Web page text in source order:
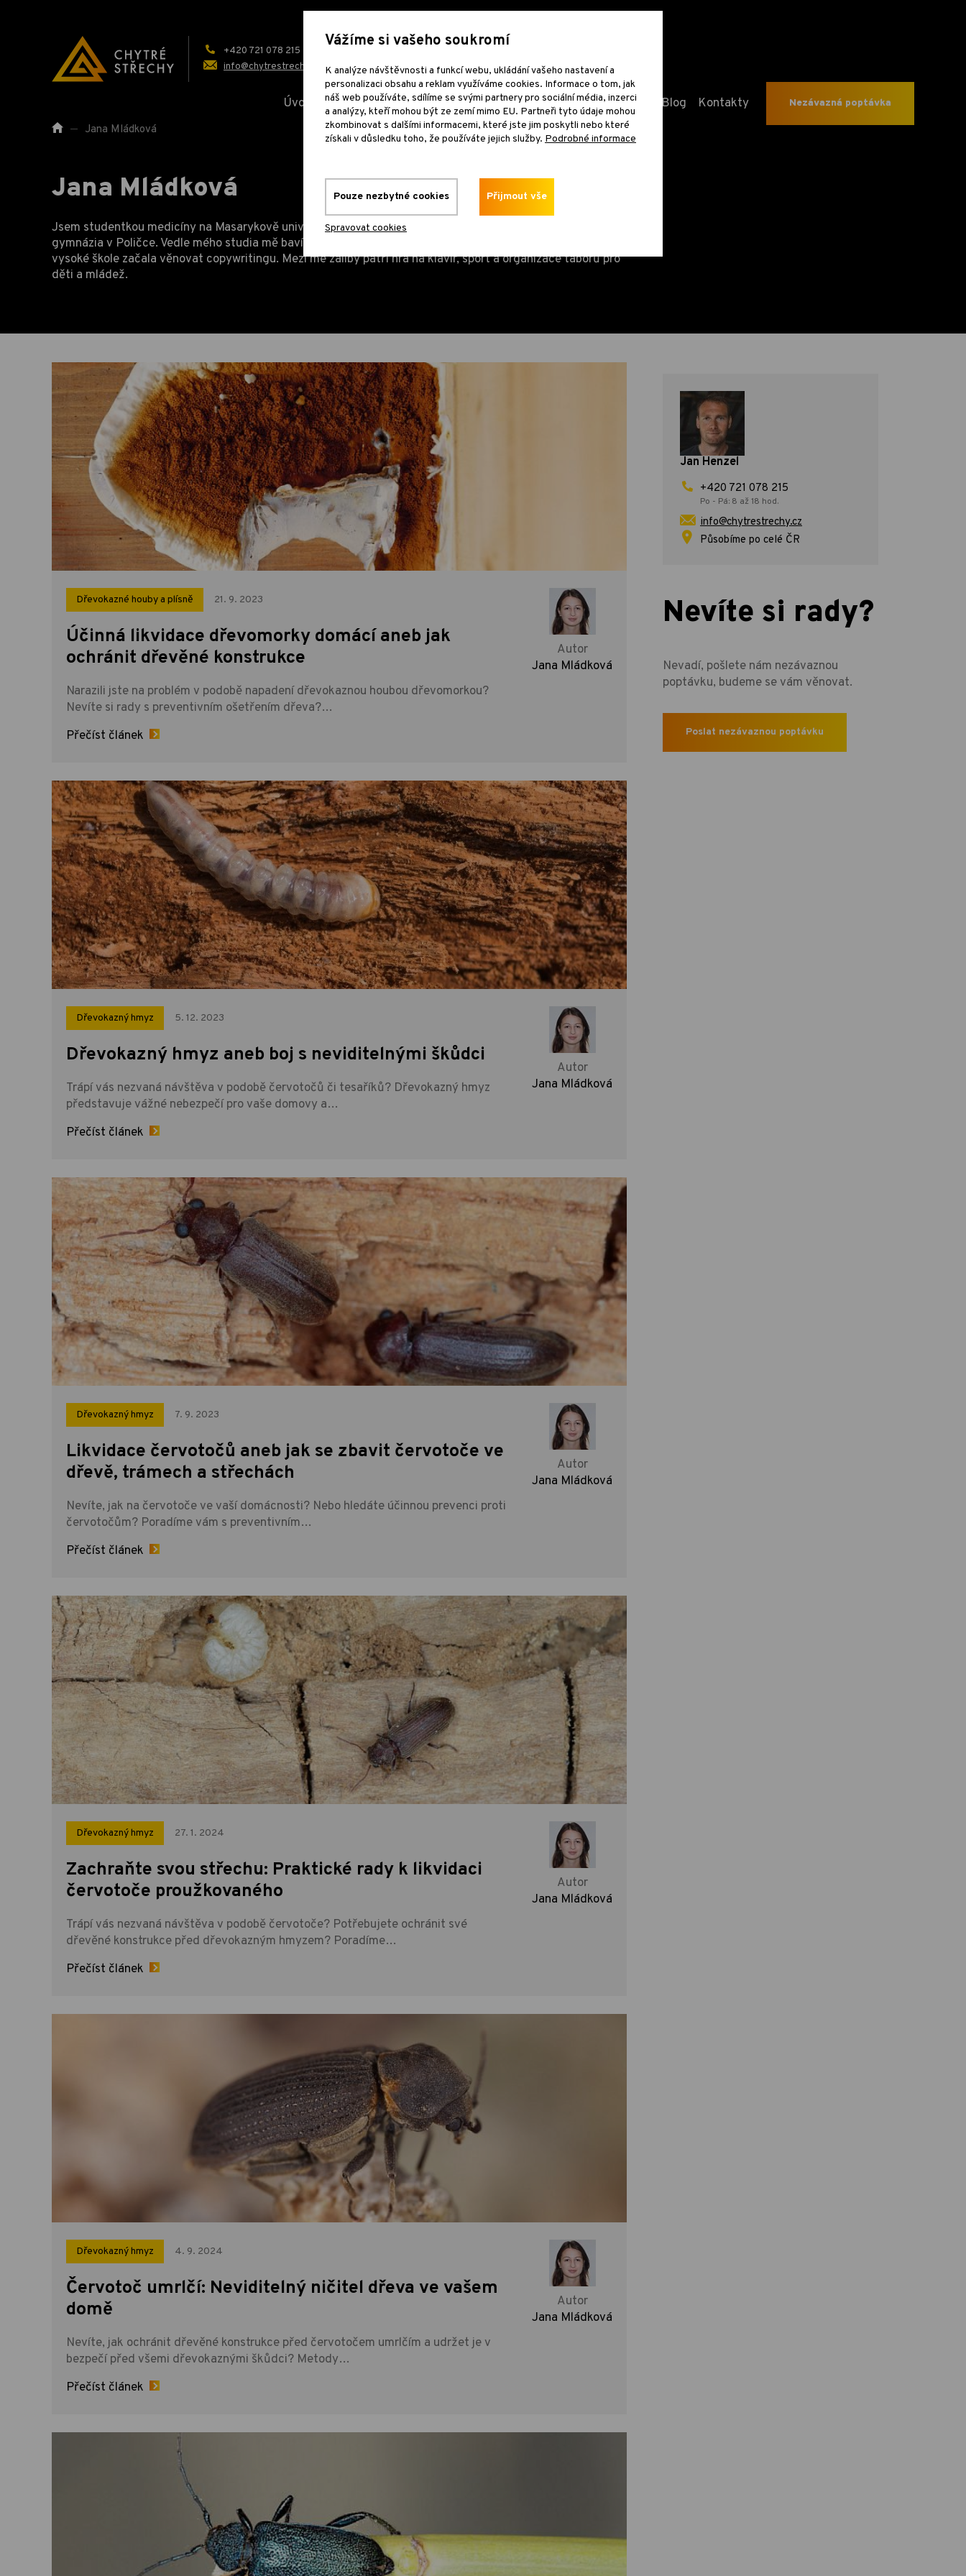
+420 721 078 215
info@chytrestrechy.cz
Úvod O nás Naše služby Reference Certifikáty Časté otázky Blog Kontakty Nezávazná poptávka
Jana Mládková
Jana Mládková
Jsem studentkou medicíny na Masarykově univerzitě v Brně, kam mě přijali po absolvování státního
gymnázia v Poličce. Vedle mého studia mě baví také práce s texty, a proto jsem se ve volném čase na
vysoké škole začala věnovat copywritingu. Mezi mé záliby patří hra na klavír, sport a organizace táborů pro
děti a mládež.
Dřevokazné houby a plísně 21. 9. 2023
Účinná likvidace dřevomorky domácí aneb jak
ochránit dřevěné konstrukce
Narazili jste na problém v podobě napadení dřevokaznou houbou dřevomorkou?
Nevíte si rady s preventivním ošetřením dřeva?…
Přečíst článek
Autor
Jana Mládková
Dřevokazný hmyz 5. 12. 2023
Dřevokazný hmyz aneb boj s neviditelnými škůdci
Trápí vás nezvaná návštěva v podobě červotočů či tesaříků? Dřevokazný hmyz
představuje vážné nebezpečí pro vaše domovy a…
Přečíst článek
Autor
Jana Mládková
Dřevokazný hmyz 7. 9. 2023
Likvidace červotočů aneb jak se zbavit červotoče ve
dřevě, trámech a střechách
Nevíte, jak na červotoče ve vaší domácnosti? Nebo hledáte účinnou prevenci proti
červotočům? Poradíme vám s preventivním…
Přečíst článek
Autor
Jana Mládková
Dřevokazný hmyz 27. 1. 2024
Zachraňte svou střechu: Praktické rady k likvidaci
červotoče proužkovaného
Trápí vás nezvaná návštěva v podobě červotoče? Potřebujete ochránit své
dřevěné konstrukce před dřevokazným hmyzem? Poradíme…
Přečíst článek
Autor
Jana Mládková
Dřevokazný hmyz 4. 9. 2024
Červotoč umrlčí: Neviditelný ničitel dřeva ve vašem
domě
Nevíte, jak ochránit dřevěné konstrukce před červotočem umrlčím a udržet je v
bezpečí před všemi dřevokaznými škůdci? Metody…
Přečíst článek
Autor
Jana Mládková
Jan Henzel
+420 721 078 215
Po - Pá: 8 až 18 hod.
info@chytrestrechy.cz
Působíme po celé ČR
Nevíte si rady?
Nevadí, pošlete nám nezávaznou
poptávku, budeme se vám věnovat.
Poslat nezávaznou poptávku
Vážíme si vašeho soukromí
K analýze návštěvnosti a funkcí webu, ukládání vašeho nastavení a
personalizaci obsahu a reklam využíváme cookies. Informace o tom, jak
náš web používáte, sdílíme se svými partnery pro sociální média, inzerci
a analýzy, kteří mohou být ze zemí mimo EU. Partneři tyto údaje mohou
zkombinovat s dalšími informacemi, které jste jim poskytli nebo které
získali v důsledku toho, že používáte jejich služby. Podrobné informace
Pouze nezbytné cookies Přijmout vše
Spravovat cookies